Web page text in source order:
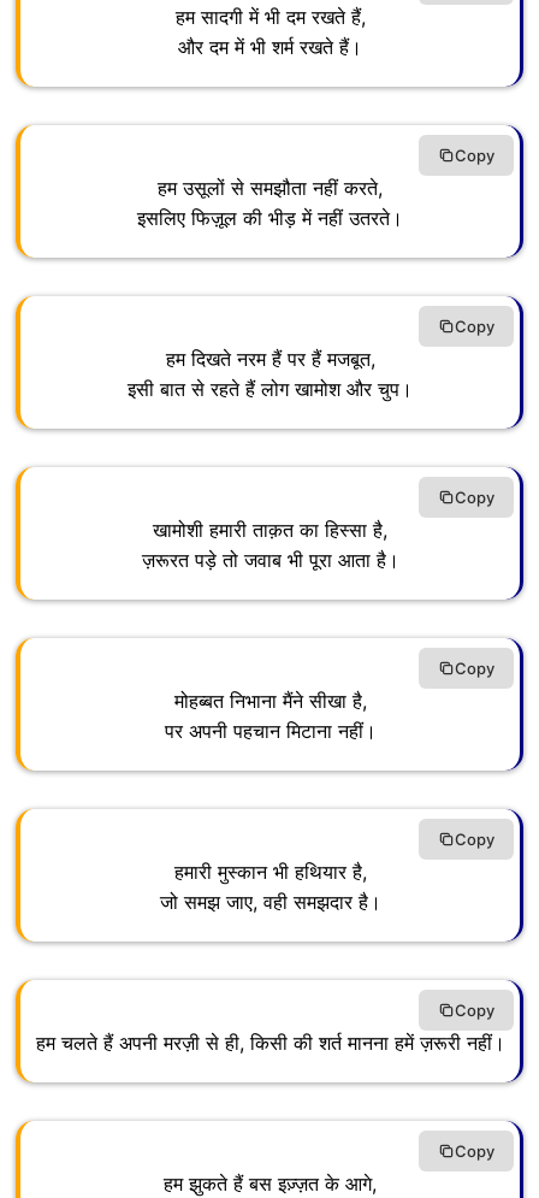
हम सादगी में भी दम रखते हैं,
और दम में भी शर्म रखते हैं।
हम उसूलों से समझौता नहीं करते,
इसलिए फिज़ूल की भीड़ में नहीं उतरते।
Copy
हम दिखते नरम हैं पर हैं मजबूत,
इसी बात से रहते हैं लोग खामोश और चुप।
Copy
खामोशी हमारी ताक़त का हिस्सा है,
ज़रूरत पड़े तो जवाब भी पूरा आता है।
Copy
मोहब्बत निभाना मैंने सीखा है,
पर अपनी पहचान मिटाना नहीं।
Copy
हमारी मुस्कान भी हथियार है,
जो समझ जाए, वही समझदार है।
Copy
हम चलते हैं अपनी मरज़ी से ही, किसी की शर्त मानना हमें ज़रूरी नहीं।
Copy
हम झुकते हैं बस इज़्ज़त के आगे,
Copy